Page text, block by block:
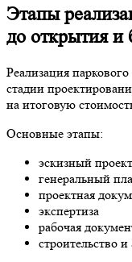
Этапы
до открытия и
Реализация
стадии
на итоговую
Основные этапы:
эскизный
генеральный
проектная
экспертиза
рабочая
строительство